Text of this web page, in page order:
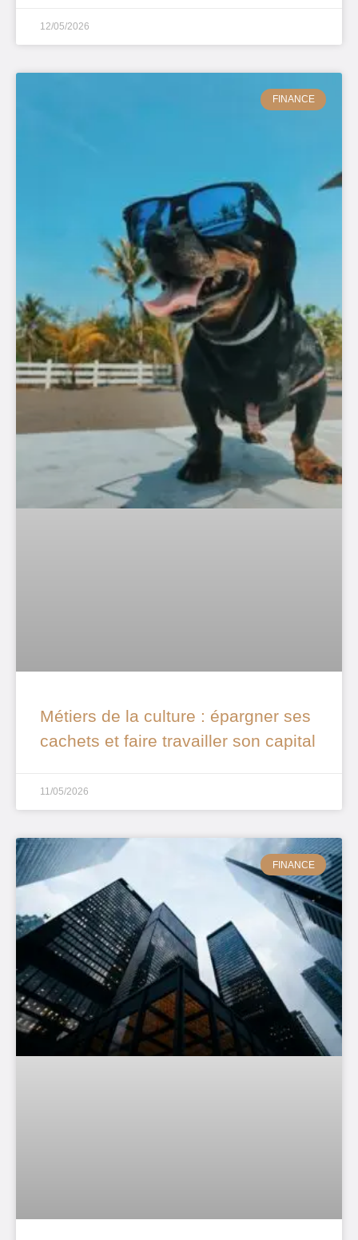
12/05/2026
FINANCE
Métiers de la culture : épargner ses
cachets et faire travailler son capital
11/05/2026
FINANCE